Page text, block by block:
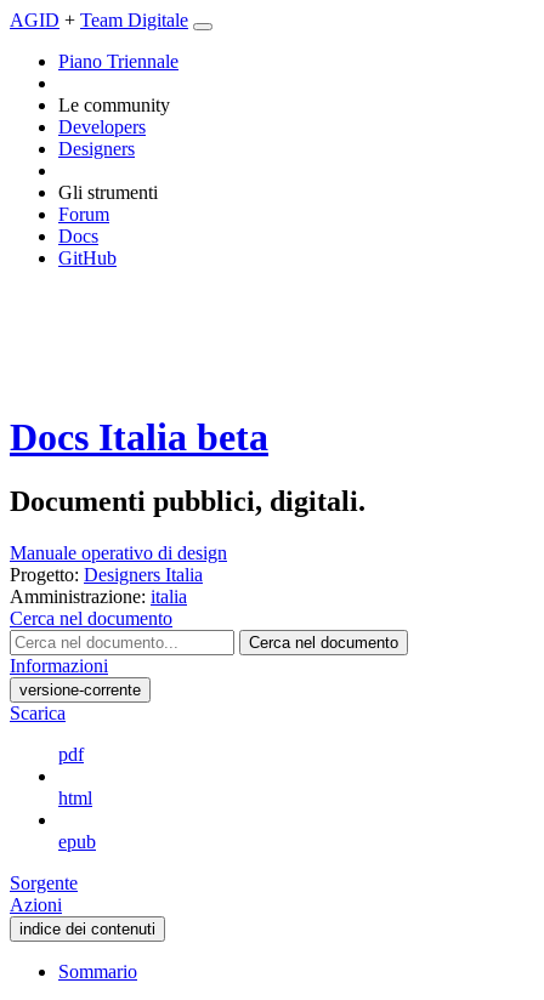
AGID + Team Digitale
Piano Triennale
Le community
Developers
Designers
Gli strumenti
Forum
Docs
GitHub
Docs Italia beta
Documenti pubblici, digitali.
Manuale operativo di design
Progetto: Designers Italia
Amministrazione: italia
Cerca nel documento
Cerca nel documento
Informazioni
versione-corrente
Scarica
pdf
html
epub
Sorgente
Azioni
indice dei contenuti
Sommario